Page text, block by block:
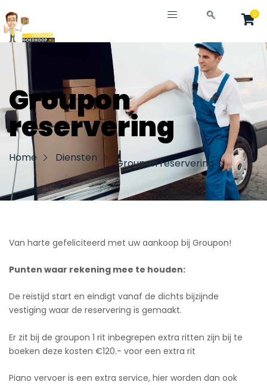
naar
de
inhoud
0
Groupon
reservering
Home Diensten Groupon reservering
Van harte gefeliciteerd met uw aankoop bij Groupon!
Punten waar rekening mee te houden:
De reistijd start en eindigt vanaf de dichts bijzijnde
vestiging waar de reservering is gemaakt.
Er zit bij de groupon 1 rit inbegrepen extra ritten zijn bij te
boeken deze kosten €120.- voor een extra rit
Piano vervoer is een extra service, hier worden dan ook